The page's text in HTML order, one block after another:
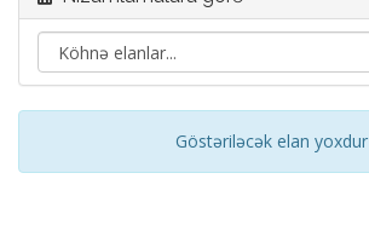
Göstəriləcək elan yoxdur